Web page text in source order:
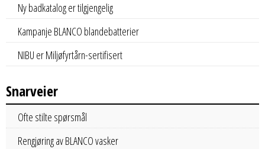
Ny badkatalog er tilgjengelig
Kampanje BLANCO blandebatterier
NIBU er Miljøfyrtårn-sertifisert
Snarveier
Ofte stilte spørsmål
Rengjøring av BLANCO vasker